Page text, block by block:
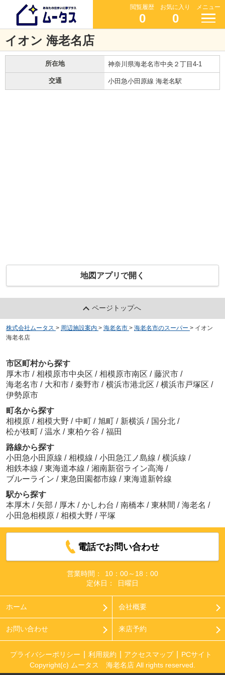
閲覧履歴
0
お気に入り
0
メニュー
イオン 海老名店
所在地 神奈川県海老名市中央２丁目4-1
交通 小田急小田原線 海老名駅
地図アプリで開く
ページトップへ
株式会社ムータス > 周辺施設案内 > 海老名市 > 海老名市のスーパー > イオン
海老名店
市区町村から探す
厚木市 / 相模原市中央区 / 相模原市南区 / 藤沢市 /
海老名市 / 大和市 / 秦野市 / 横浜市港北区 / 横浜市戸塚区 /
伊勢原市
町名から探す
相模原 / 相模大野 / 中町 / 旭町 / 新横浜 / 国分北 /
松が枝町 / 温水 / 東柏ケ谷 / 福田
路線から探す
小田急小田原線 / 相模線 / 小田急江ノ島線 / 横浜線 /
相鉄本線 / 東海道本線 / 湘南新宿ライン高海 /
ブルーライン / 東急田園都市線 / 東海道新幹線
駅から探す
本厚木 / 矢部 / 厚木 / かしわ台 / 南橋本 / 東林間 / 海老名 /
小田急相模原 / 相模大野 / 平塚
電話でお問い合わせ
営業時間：
10：00～18：00
定休日：
日曜日
ホーム 会社概要
お問い合わせ 来店予約
プライバシーポリシー 利用規約 アクセスマップ
PCサイト
Copyright(c) ムータス 海老名店 All rights reserved.